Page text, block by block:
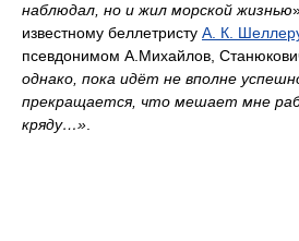
наблюдал, но и жил морской жизнью
известному беллетристу А. К.
псевдонимом А.Михайлов,
однако, пока идёт не вполне
прекращается, что мешает мне
кряду…».